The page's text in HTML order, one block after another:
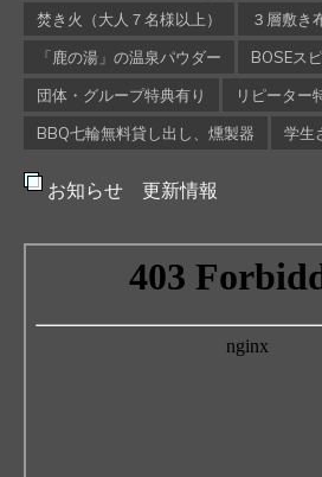
焚き火（大人７名様以上）
３層敷き
「鹿の湯」の温泉パウダー
BOSEス
団体・グループ特典有り
リピーター
BBQ七輪無料貸し出し、燻製器
学生
お知らせ 更新情報